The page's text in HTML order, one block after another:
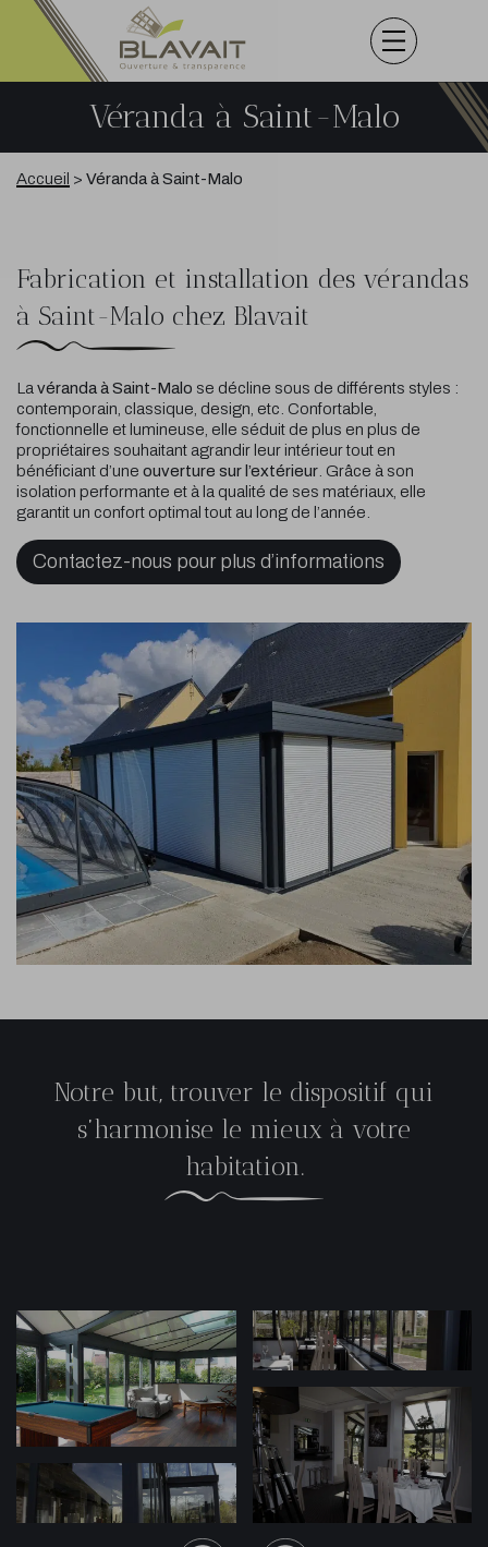
Véranda à Saint-Malo
Accueil > Véranda à Saint-Malo
Fabrication et installation des vérandas
à Saint-Malo chez Blavait
La véranda à Saint-Malo se décline sous de différents styles :
contemporain, classique, design, etc. Confortable,
fonctionnelle et lumineuse, elle séduit de plus en plus de
propriétaires souhaitant agrandir leur intérieur tout en
bénéficiant d’une ouverture sur l’extérieur . Grâce à son
isolation performante et à la qualité de ses matériaux, elle
garantit un confort optimal tout au long de l’année.
Contactez-nous pour plus d’informations
Notre but, trouver le dispositif qui
s’harmonise le mieux à votre
habitation.